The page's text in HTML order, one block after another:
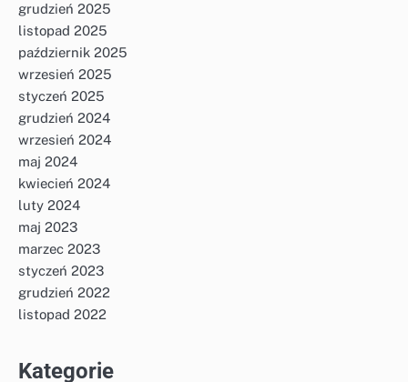
grudzień 2025
listopad 2025
październik 2025
wrzesień 2025
styczeń 2025
grudzień 2024
wrzesień 2024
maj 2024
kwiecień 2024
luty 2024
maj 2023
marzec 2023
styczeń 2023
grudzień 2022
listopad 2022
Kategorie